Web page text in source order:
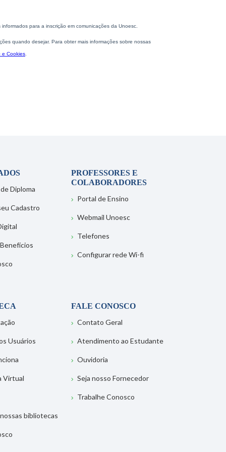
Diploma
Cadastro
PROFESSORES E
COLABORADORES
Portal de Ensino
Webmail Unoesc
Telefones
Configurar rede Wi-fi
Usuários
Virtual
bibliotecas
FALE CONOSCO
Contato Geral
Atendimento ao Estudante
Ouvidoria
Seja nosso Fornecedor
Trabalhe Conosco